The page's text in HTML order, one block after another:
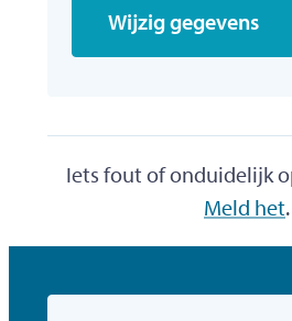
Wijzig gegevens
Iets fout of onduidelijk
Meld het.